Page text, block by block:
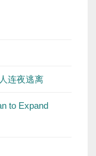
连夜逃离
to Expand